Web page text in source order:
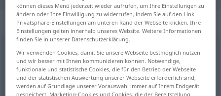
„Zusicherung“: Femininum
Zusicherung
Übersicht aller Übersetzungen
(Für mehr Details die Übersetzung anklicken/antippen)
können dieses Menü jederzeit wieder aufrufen, um Ihre Einstellungen zu
ändern oder Ihre Einwilligung zu widerrufen, indem Sie auf den Link
Privatsphäre-Einstellungen am unteren Rand der Webseite klicken. Ihre
Einstellungen gelten innerhalb unseres Website. Weitere Informationen
finden Sie in unserer Datenschutzerklärung.
Wir verwenden Cookies, damit Sie unsere Webseite bestmöglich nutzen
und wir besser mit Ihnen kommunizieren können. Notwendige,
funktionale und statistische Cookies, die für den Betrieb der Webseite
und der statistischen Auswertung unserer Webseite erforderlich sind,
werden auf Grundlage unserer Vorauswahl immer auf Ihrem Endgerät
gespeichert. Marketing-Cookies und Cookies, die der Bereitstellung